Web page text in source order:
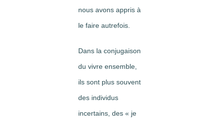
nous avons appris à
le faire autrefois.
Dans la conjugaison
du vivre ensemble,
ils sont plus souvent
des individus
incertains, des « je